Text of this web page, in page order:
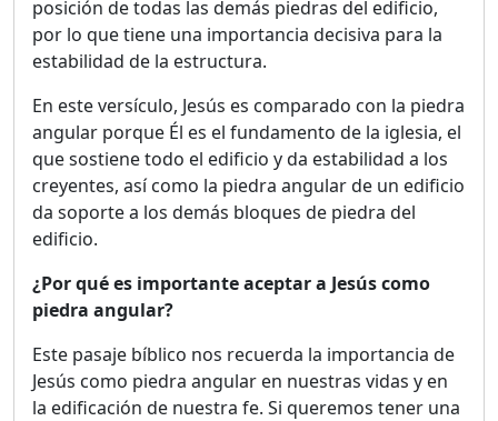
posición de todas las demás piedras del edificio,
por lo que tiene una importancia decisiva para la
estabilidad de la estructura.
En este versículo, Jesús es comparado con la piedra
angular porque Él es el fundamento de la iglesia, el
que sostiene todo el edificio y da estabilidad a los
creyentes, así como la piedra angular de un edificio
da soporte a los demás bloques de piedra del
edificio.
¿Por qué es importante aceptar a Jesús como
piedra angular?
Este pasaje bíblico nos recuerda la importancia de
Jesús como piedra angular en nuestras vidas y en
la edificación de nuestra fe. Si queremos tener una